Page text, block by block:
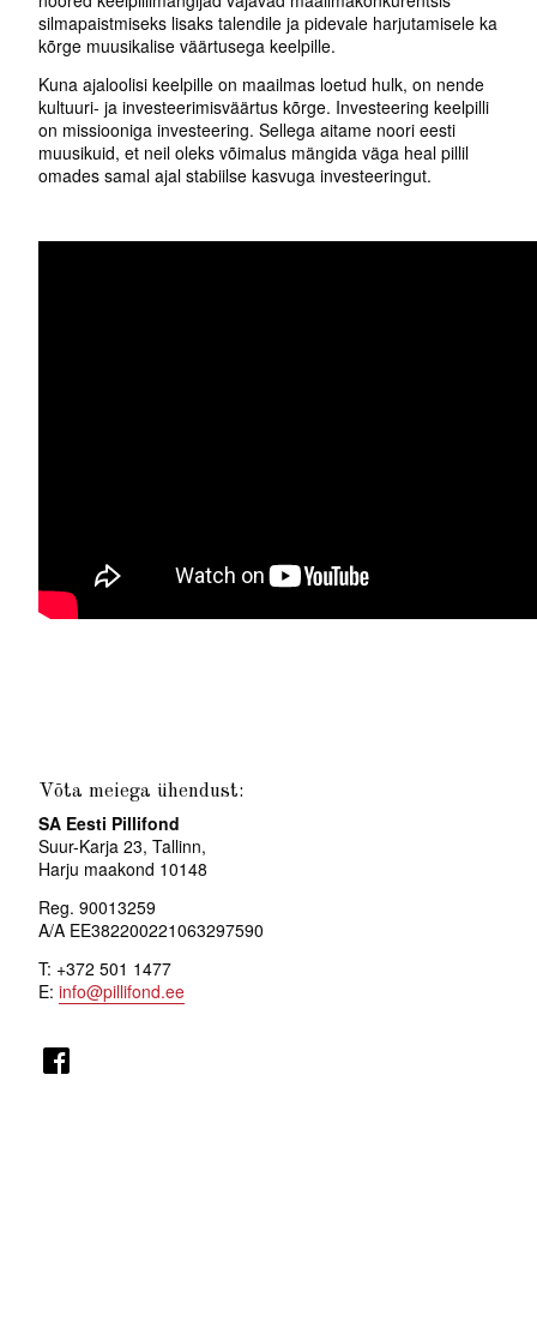
silmapaistmiseks lisaks talendile ja pidevale harjutamisele ka
kõrge muusikalise väärtusega keelpille.
Kuna ajaloolisi keelpille on maailmas loetud hulk, on nende
kultuuri- ja investeerimisväärtus kõrge. Investeering keelpilli
on missiooniga investeering. Sellega aitame noori eesti
muusikuid, et neil oleks võimalus mängida väga heal pillil
omades samal ajal stabiilse kasvuga investeeringut.
Võta meiega ühendust:
SA Eesti Pillifond
Suur-Karja 23, Tallinn,
Harju maakond 10148
Reg. 90013259
A/A EE382200221063297590
T: +372 501 1477
E:info@pillifond.ee